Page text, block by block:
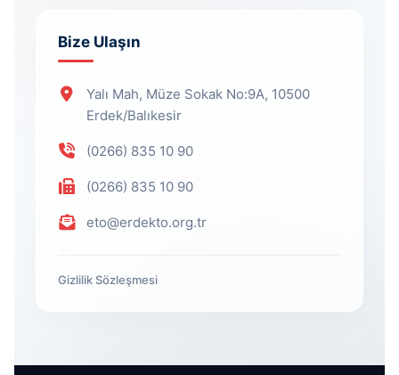
Bize Ulaşın
Yalı Mah, Müze Sokak No:9A, 10500
Erdek/Balıkesir
(0266) 835 10 90
(0266) 835 10 90
eto@erdekto.org.tr
Gizlilik Sözleşmesi